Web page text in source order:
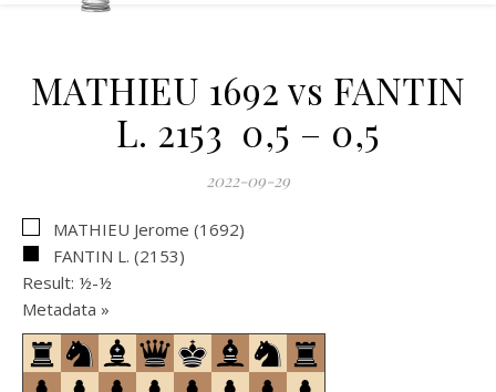
MATHIEU 1692 vs FANTIN
L. 2153 0,5 – 0,5
2022-09-29
MATHIEU Jerome (1692)
FANTIN L. (2153)
Result: ½-½
Metadata »